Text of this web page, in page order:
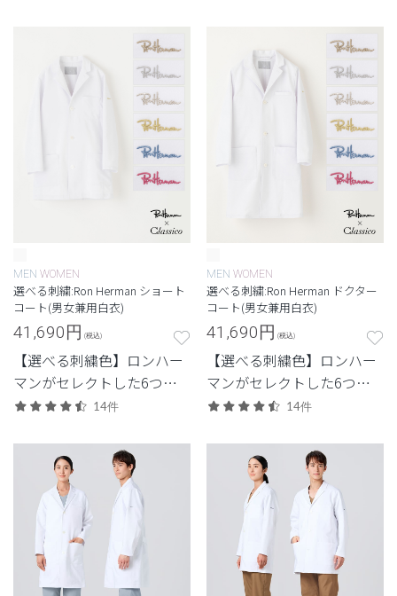
MEN WOMEN
選べる刺繍:Ron Herman ショート
コート(男女兼用白衣)
41,690円 (税込)
【選べる刺繍色】ロンハー
マンがセレクトした6つの
刺繍色からつくる特別なシ
14件
MEN WOMEN
選べる刺繍:Ron Herman ドクター
コート(男女兼用白衣)
41,690円 (税込)
【選べる刺繍色】ロンハー
マンがセレクトした6つの
刺繍色からつくる特別なド
14件